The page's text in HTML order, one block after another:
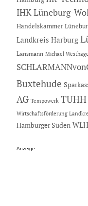
IHK Lüneburg-
Handelskammer
Landkreis Harburg
Lansmann Michael
Buxtehude
AG Tempowerk TUHH
Wirtschaftsförderung
Hamburger Süden WLH
Anzeige